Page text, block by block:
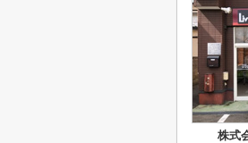
株式